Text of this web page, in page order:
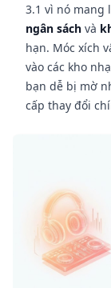
3.1 vì nó mang
ngân sách và
hạn. Móc xích
vào các kho
bạn dễ bị mờ
cấp thay đổi